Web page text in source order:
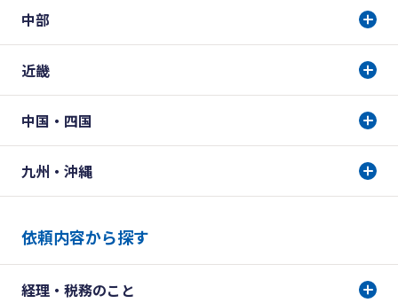
中部
近畿
中国・四国
九州・沖縄
依頼内容から探す
経理・税務のこと